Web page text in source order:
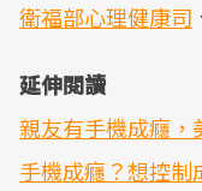
衛福部心理健康司
延伸閱讀
親友有手機成癮，
手機成癮？想控